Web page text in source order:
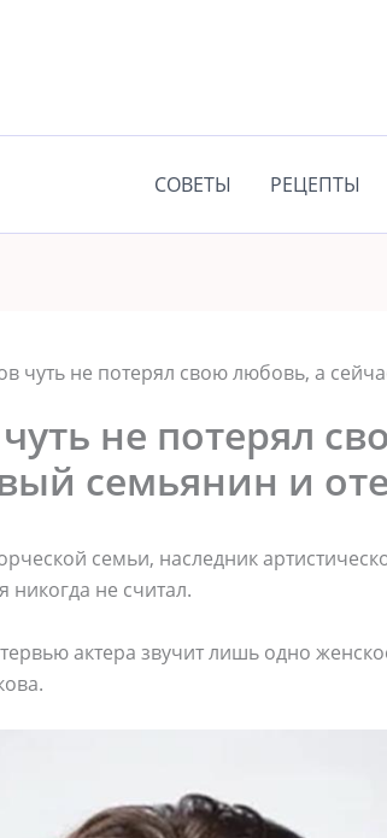
СОВЕТЫ РЕЦЕПТЫ
чуть не потерял свою любовь, а
не потерял
семьянин и
семьи, наследник
не считал.
актера звучит лишь одно